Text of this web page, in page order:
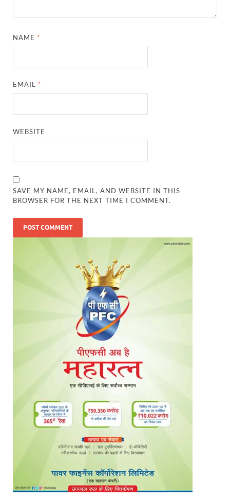
NAME *
EMAIL *
WEBSITE
SAVE MY NAME, EMAIL, AND WEBSITE IN THIS
BROWSER FOR THE NEXT TIME I COMMENT.